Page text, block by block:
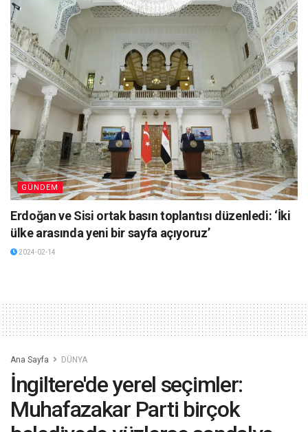
GÜNDEM
Erdoğan ve Sisi ortak basın toplantısı düzenledi: ‘İki
ülke arasında yeni bir sayfa açıyoruz’
2024-02-14
Ana Sayfa DÜNYA
İngiltere'de yerel seçimler:
Muhafazakar Parti birçok